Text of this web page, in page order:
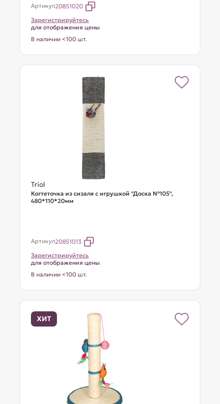
Артикул20851020
Зарегистрируйтесь
для отображения цены
В наличии <100 шт.
Triol
Когтеточка из сизаля с игрушкой "Доска №105",
480*110*20мм
Артикул20851013
Зарегистрируйтесь
для отображения цены
В наличии <100 шт.
ХИТ